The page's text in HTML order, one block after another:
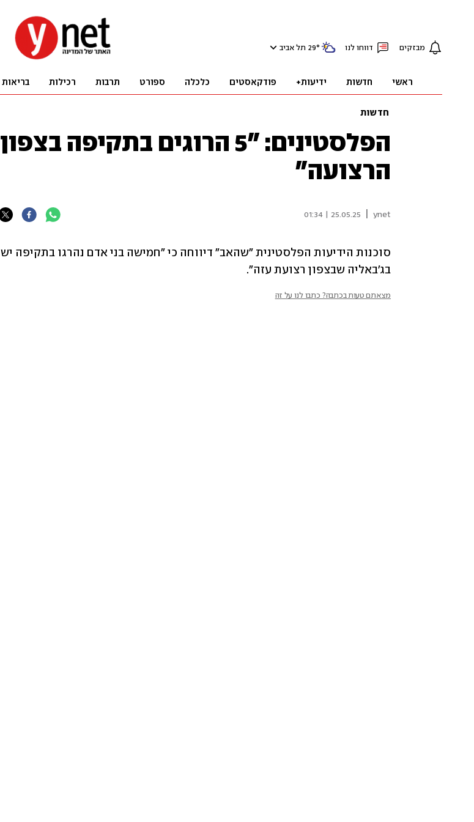
מבזקים דווחו לנו 29° תל אביב
ראשי חדשות ידיעות+ פודקאסטים כלכלה ספורט תרבות רכילות בריאות
חדשות
הפלסטינים: "5 הרוגים בתקיפה בצפון
הרצועה"
ynet
25.05.25 | 01:34
בג'באליה שבצפון רצועת עזה".
מצאתם טעות בכתבה? כתבו לנו על זה